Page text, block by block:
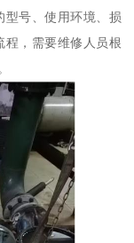
型号、使用环境、损
程，需要维修人员根